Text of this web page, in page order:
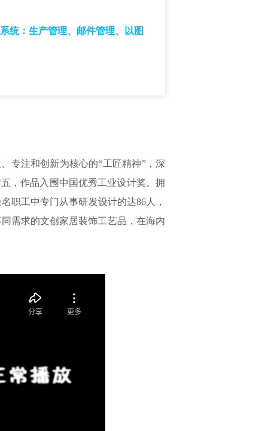
统：生产管理、邮件管理、以图
专注和创新为核心的“工匠精神”，深
，作品入围中国优秀工业设计奖。拥
职工中专门从事研发设计的达86人，
需求的文创家居装饰工艺品，在海内